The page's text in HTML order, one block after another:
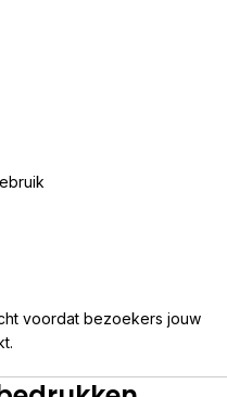
voordat bezoekers jouw